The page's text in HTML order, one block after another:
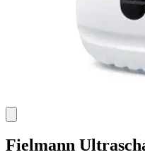
Fielmann